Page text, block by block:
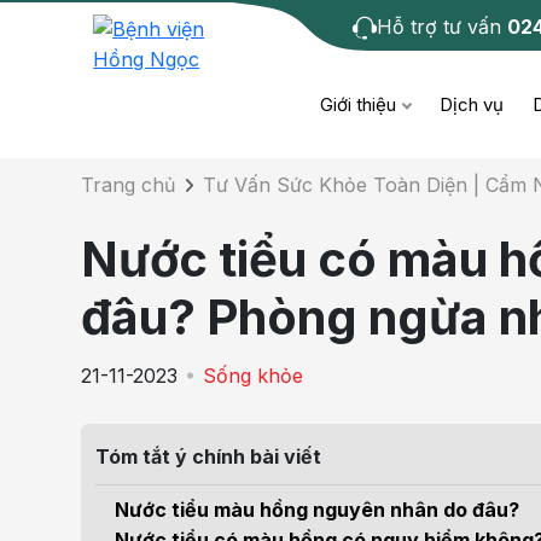
Hỗ trợ tư vấn
Giới thiệu Dịch vụ
Bệnh học
Giáo dục sức khỏe
Tầm soát ung thư
Điện quang can thiệp
Chi tiết bài tư
Trang chủ Tư Vấn Sức Khỏe Toàn Diện | Cẩm
Nước tiểu có màu
đâu? Phòng ngừa
21-11-2023 Sống khỏe
Tóm tắt ý chính bài viết
Nước tiểu màu hồng nguyên nhân do đâu?